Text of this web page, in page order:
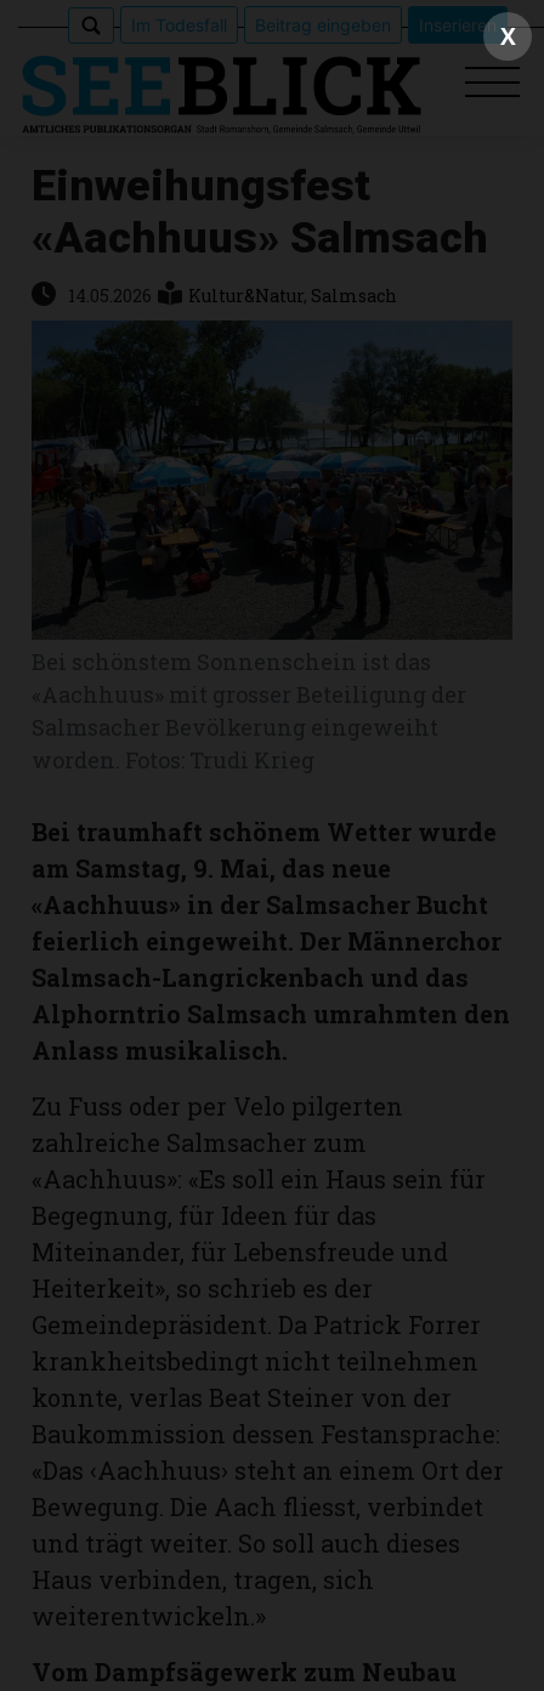
Epaper
Veranstaltungen
Erlebnisführer
Romanshorn:
Im Todesfall Beitrag eingeben Inserieren
Einweihungsfest
«Aachhuus» Salmsach
14.05.2026 Kultur&Natur, Salmsach
Bei traumhaft schönem Wetter wurde
am Samstag, 9. Mai, das neue
«Aachhuus» in der Salmsacher Bucht
feierlich eingeweiht. Der Männerchor
Salmsach-Langrickenbach und das
Alphorntrio Salmsach umrahmten den
Anlass musikalisch.
Zu Fuss oder per Velo pilgerten
zahlreiche Salmsacher zum
«Aachhuus»: «Es soll ein Haus sein für
Begegnung, für Ideen für das
Miteinander, für Lebensfreude und
Heiterkeit», so schrieb es der
Gemeindepräsident. Da Patrick Forrer
krankheitsbedingt nicht teilnehmen
konnte, verlas Beat Steiner von der
Baukommission dessen Festansprache:
«Das ‹Aachhuus› steht an einem Ort der
Bewegung. Die Aach fliesst, verbindet
und trägt weiter. So soll auch dieses
Haus verbinden, tragen, sich
weiterentwickeln.»
Vom Dampfsägewerk zum Neubau
X